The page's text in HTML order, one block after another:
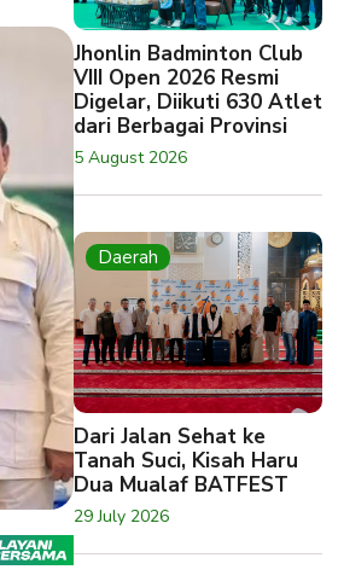
Jhonlin Badminton Club
VIII Open 2026 Resmi
Digelar, Diikuti 630 Atlet
dari Berbagai Provinsi
5 August 2026
Daerah
Dari Jalan Sehat ke
Tanah Suci, Kisah Haru
Dua Mualaf BATFEST
29 July 2026